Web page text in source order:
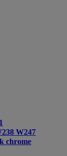
W247
chrome